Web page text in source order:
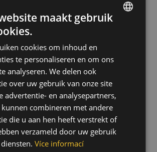
Kenmerken:
mouwen
Onderhoud:
40 °C, normaal wasproces
CZECH
SLOVAK
ROMANIAN
POLISH
GERMAN
maakt gebruik
cookies om inhoud en
te personaliseren en om ons
analyseren. We delen ook
over uw gebruik van onze site
advertentie- en analysepartners,
kunnen combineren met andere
die u aan hen heeft verstrekt of
verzameld door uw gebruik
Více informací